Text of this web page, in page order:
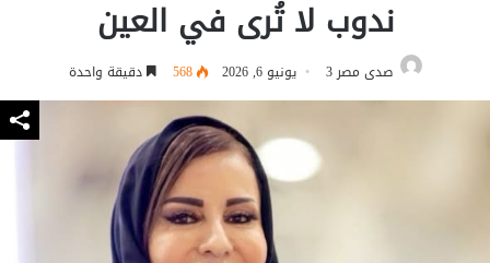
ندوب لا تُرى في العين
صدى مصر 3 يونيو 6, 2026 568 دقيقة واحدة